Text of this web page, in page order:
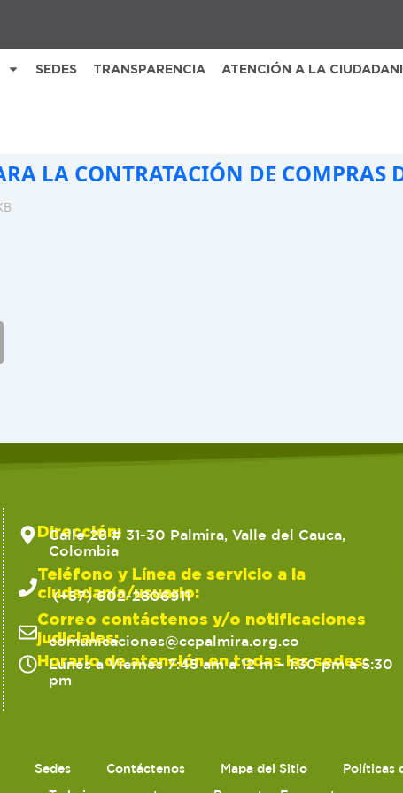
SEDES TRANSPARENCIA ATENCIÓN A LA
LA CONTRATACIÓN DE COMPRAS
Dirección:
Calle 28 # 31-30 Palmira, Valle del Cauca,
Colombia
Teléfono y Línea de servicio a la
ciudadanía/usuario:
(+57) 602-2806911
Correo contáctenos y/o notificaciones
judiciales:
comunicaciones@ccpalmira.org.co
Horario de atención en todas las sedes:
Lunes a Viernes 7:45 am a 12 m – 1:30 pm a 5:30
pm
Sedes Contáctenos Mapa del Sitio Políticas